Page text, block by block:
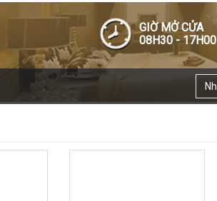
GIỜ MỞ CỬA
08H30 - 17H00